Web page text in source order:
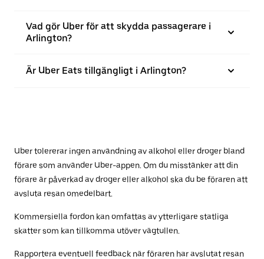
Vad gör Uber för att skydda passagerare i
Arlington?
Är Uber Eats tillgängligt i Arlington?
Uber tolererar ingen användning av alkohol eller droger bland
förare som använder Uber-appen. Om du misstänker att din
förare är påverkad av droger eller alkohol ska du be föraren att
avsluta resan omedelbart.
Kommersiella fordon kan omfattas av ytterligare statliga
skatter som kan tillkomma utöver vägtullen.
Rapportera eventuell feedback när föraren har avslutat resan